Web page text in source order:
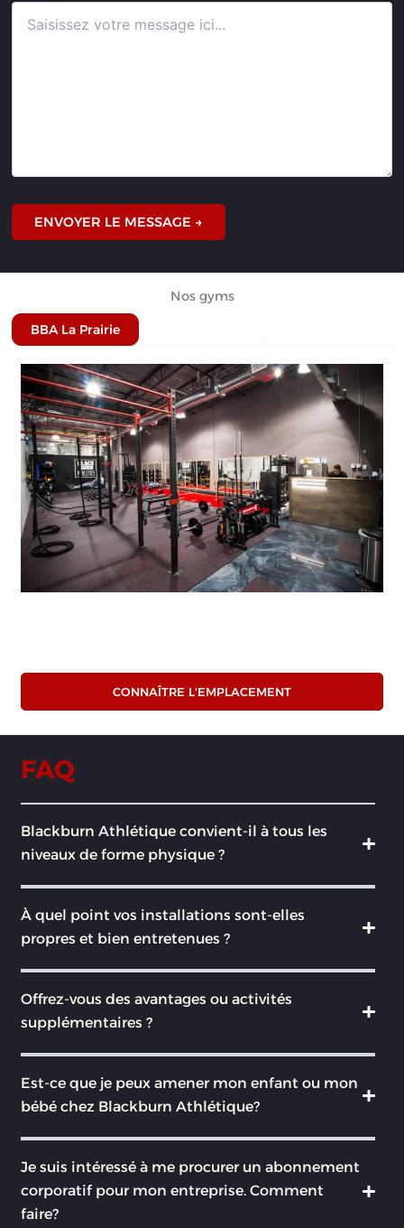
Nos gyms
BBA La Prairie
CONNAÎTRE L'EMPLACEMENT
FAQ
Blackburn Athlétique convient-il à tous les
niveaux de forme physique ?
À quel point vos installations sont-elles
propres et bien entretenues ?
Offrez-vous des avantages ou activités
supplémentaires ?
Est-ce que je peux amener mon enfant ou mon
bébé chez Blackburn Athlétique?
Je suis intéressé à me procurer un abonnement
corporatif pour mon entreprise. Comment
faire?